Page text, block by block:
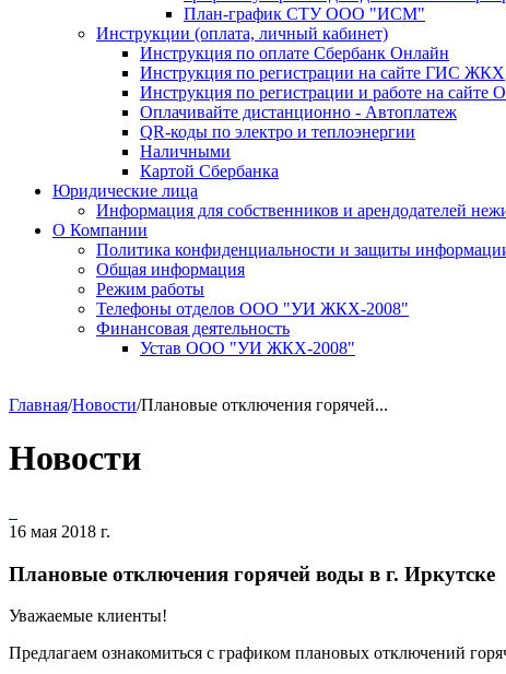
План-график СТУ ООО "ИСМ"
Инструкции (оплата, личный кабинет)
Инструкция по оплате Сбербанк Онлайн
Инструкция по регистрации на сайте ГИС ЖКХ
Инструкция по регистрации и работе на
Оплачивайте дистанционно - Автоплатеж
QR-коды по электро и теплоэнергии
Наличными
Картой Сбербанка
Юридические лица
Информация для собственников и арендодателей
О Компании
Политика конфиденциальности и защиты
Общая информация
Режим работы
Телефоны отделов ООО "УИ ЖКХ-2008"
Финансовая деятельность
Устав ООО "УИ ЖКХ-2008"
Главная/Новости/Плановые отключения горячей...
Новости
16 мая 2018 г.
Плановые отключения горячей воды в г. Иркутске
Уважаемые клиенты!
Предлагаем ознакомиться с графиком плановых отключений